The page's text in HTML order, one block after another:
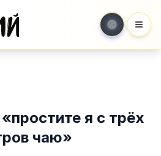
«простите я с трёх
чаю»